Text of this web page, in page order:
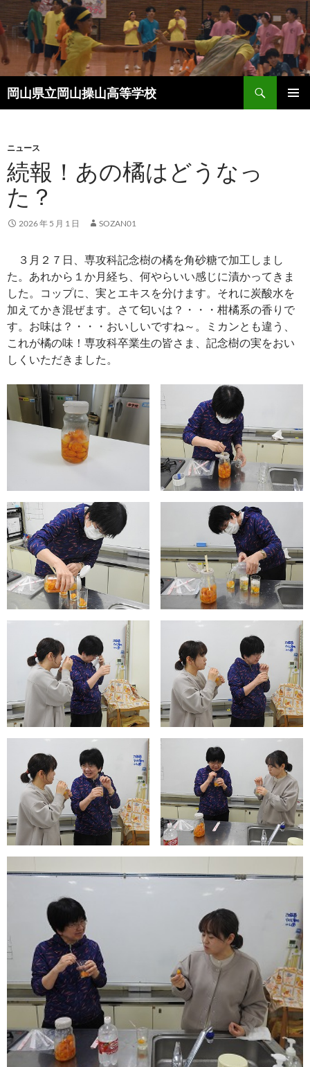
コ
ン
テ
ン
ツ
へ
ス
岡山県立岡山操山高等学校
索
ニュース
続報！あの橘はどうなっ
た？
2026 年 5 月 1 日 SOZAN01
３月２７日、専攻科記念樹の橘を角砂糖で加工しまし
た。あれから１か月経ち、何やらいい感じに漬かってきま
した。コップに、実とエキスを分けます。それに炭酸水を
加えてかき混ぜます。さて匂いは？・・・柑橘系の香りで
す。お味は？・・・おいしいですね～。ミカンとも違う、
これが橘の味！専攻科卒業生の皆さま、記念樹の実をおい
しくいただきました。